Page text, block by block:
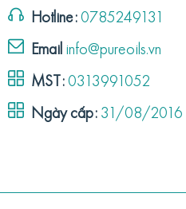
Hotline: 0785249131
Email info@pureoils.vn
MST: 0313991052
Ngày cấp: 31/08/2016